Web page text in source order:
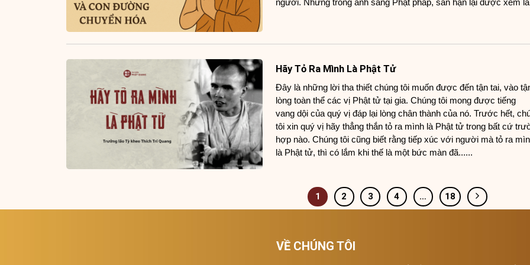
người. Nhưng trong ánh sáng Phật pháp, sân hận lại được xem
Hãy Tỏ Ra Mình Là Phật Tử
Đây là những lời tha thiết chúng tôi muốn được đến tận tai, vào
lòng toàn thể các vị Phật tử tại gia. Chúng tôi mong được tiếng
vang dội của quý vị đáp lại lòng chân thành của nó. Trước hết,
tôi xin quý vị hãy thẳng thắn tỏ ra mình là Phật tử trong bất cứ
hợp nào. Chúng tôi cũng biết rằng tiếp xúc với người mà tỏ ra
là Phật tử, thì có lắm khi thế là một bức màn đã......
1 2 3 4 … 18
VỀ CHÚNG TÔI